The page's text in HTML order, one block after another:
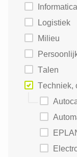
Informatica
Logistiek
Milieu
Talen